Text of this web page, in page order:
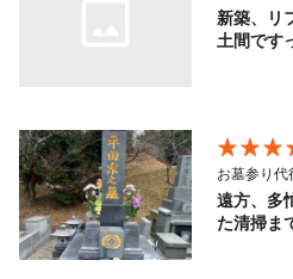
新築、リ
土間です
お墓参り代
遠方、多
た清掃ま